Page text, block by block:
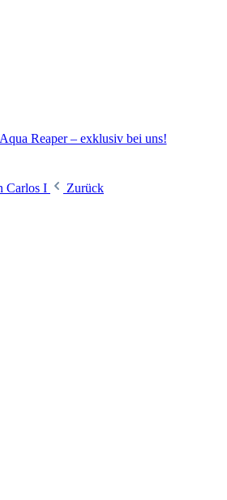
Reaper – exklusiv bei uns!
Carlos I
Zurück